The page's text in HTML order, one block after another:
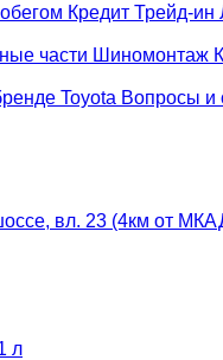
Кредит Трейд-ин
части Шиномонтаж
Toyota Вопросы и
вл. 23 (4км от
л